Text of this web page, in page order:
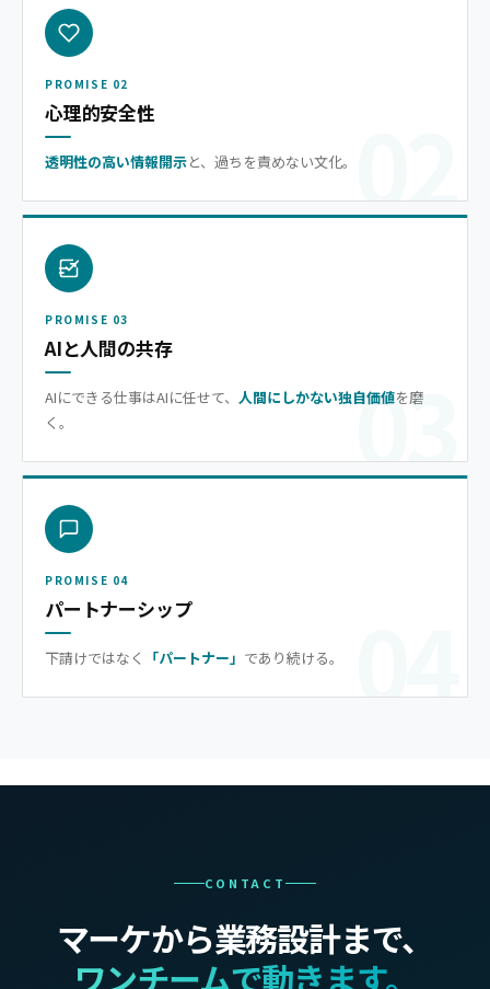
02
PROMISE 02
心理的安全性
透明性の高い情報開示と、過ちを責めない文化。
03
PROMISE 03
AIと人間の共存
AIにできる仕事はAIに任せて、 人間にしかない独自価値を磨
く。
04
PROMISE 04
パートナーシップ
下請けではなく 「パートナー」 であり続ける。
CONTACT
マーケから業務設計まで、
ワンチームで動きます。